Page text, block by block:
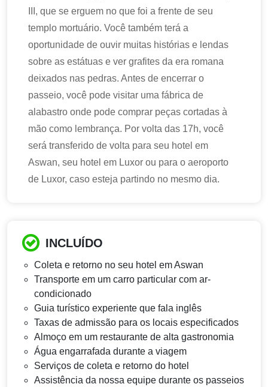
III, que se erguem no que foi a frente de seu
templo mortuário. Você também terá a
oportunidade de ouvir muitas histórias e lendas
sobre as estátuas e ver grafites da era romana
deixados nas pedras. Antes de encerrar o
passeio, você pode visitar uma fábrica de
alabastro onde pode comprar peças cortadas à
mão como lembrança. Por volta das 17h, você
será transferido de volta para seu hotel em
Aswan, seu hotel em Luxor ou para o aeroporto
de Luxor, caso esteja partindo no mesmo dia.
INCLUÍDO
Coleta e retorno no seu hotel em Aswan
Transporte em um carro particular com ar-
condicionado
Guia turístico experiente que fala inglês
Taxas de admissão para os locais especificados
Almoço em um restaurante de alta gastronomia
Água engarrafada durante a viagem
Serviços de coleta e retorno do hotel
Assistência da nossa equipe durante os passeios